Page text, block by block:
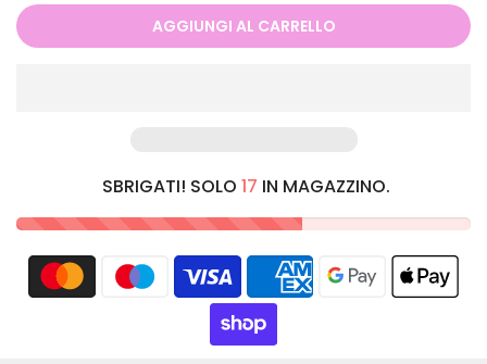
AGGIUNGI AL CARRELLO
SBRIGATI! SOLO 17 IN MAGAZZINO.